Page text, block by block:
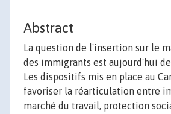
Abstract
La question de l'insertion sur le
des immigrants est aujourd'hui
Les dispositifs mis en place au
favoriser la réarticulation entre
marché du travail, protection